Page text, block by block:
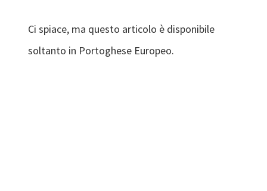
Ci spiace, ma questo articolo è disponibile
soltanto in Portoghese Europeo.